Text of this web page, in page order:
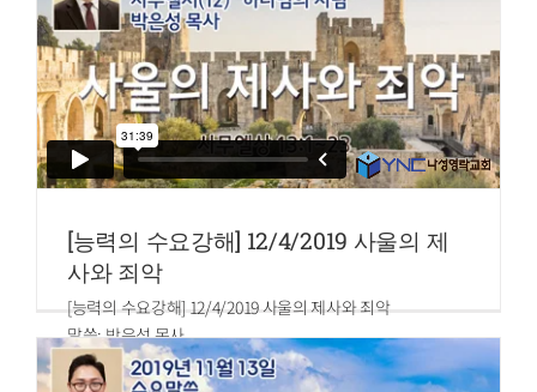
[능력의 수요강해] 12/4/2019 사울의 제
사와 죄악
[능력의 수요강해] 12/4/2019 사울의 제사와 죄악
말씀: 박은성 목사
사무엘상 13장